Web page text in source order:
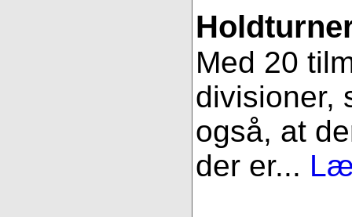
Med 20
divisioner,
også, at
der er...